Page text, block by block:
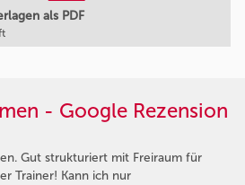
als PDF
- Google Rezension
Gut strukturiert mit Freiraum für
Trainer! Kann ich nur